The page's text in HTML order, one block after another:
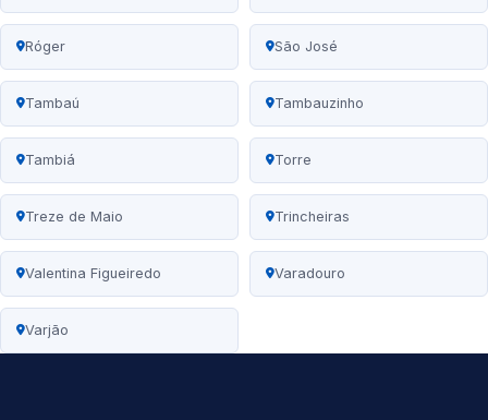
Róger São José
Tambaú Tambauzinho
Tambiá Torre
Treze de Maio Trincheiras
Valentina Figueiredo Varadouro
Varjão